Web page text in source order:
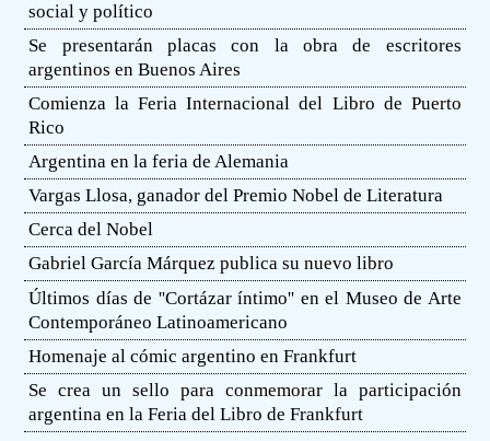
social y político
Se presentarán placas con la obra de escritores
argentinos en Buenos Aires
Comienza la Feria Internacional del Libro de Puerto
Rico
Argentina en la feria de Alemania
Vargas Llosa, ganador del Premio Nobel de Literatura
Cerca del Nobel
Gabriel García Márquez publica su nuevo libro
Últimos días de ''Cortázar íntimo'' en el Museo de Arte
Contemporáneo Latinoamericano
Homenaje al cómic argentino en Frankfurt
Se crea un sello para conmemorar la participación
argentina en la Feria del Libro de Frankfurt